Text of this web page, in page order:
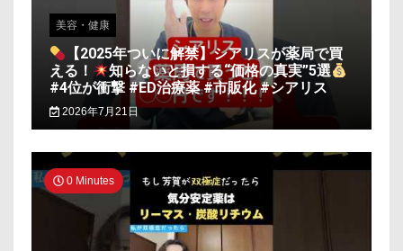
美容・健康
【2025年ついに解禁】シアリスが薬局で買
える！
知らないと損する“価格の真実”5選
#4位が衝撃 #ED治療薬 #市販化 #シアリス
2026年7月21日
0 Minutes